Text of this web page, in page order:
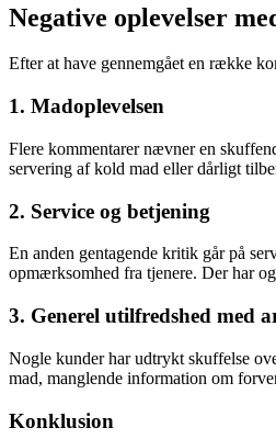
Negative oplevelser
Efter at have gennemgået en række
1. Madoplevelsen
Flere kommentarer nævner en
servering af kold mad eller dårligt
2. Service og betjening
En anden gentagende kritik går på
opmærksomhed fra tjenere. Der har
3. Generel utilfredshed med
Nogle kunder har udtrykt skuffelse
mad, manglende information om
Konklusion